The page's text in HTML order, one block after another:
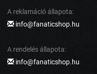
A reklamáció állapota:
info@fanaticshop.hu
A rendelés állapota:
info@fanaticshop.hu